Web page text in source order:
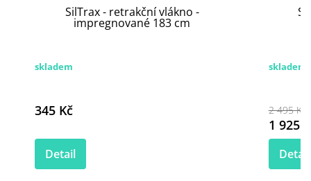
SilTrax - retrakční vlákno -
impregnované 183 cm
skladem
345 Kč
Detail
skladem
2 495 Kč
1 925
Detail